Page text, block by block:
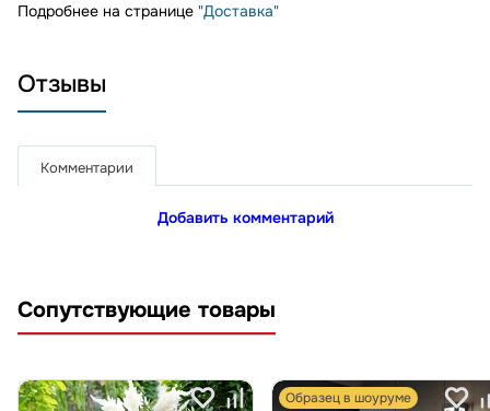
Подробнее на странице "Доставка"
Отзывы
Комментарии
Добавить комментарий
Сопутствующие товары
Образец в шоуруме